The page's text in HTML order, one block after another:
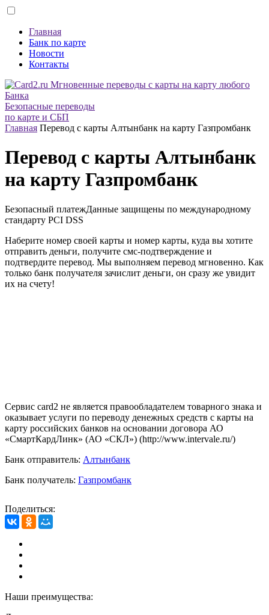
Главная
Банк по карте
Новости
Контакты
Безопасные переводы
по карте и СБП
Главная Перевод с карты Алтынбанк на карту Газпромбанк
Перевод с карты Алтынбанк
на карту Газпромбанк
Безопасный платежДанные защищены по международному
стандарту PCI DSS
Наберите номер своей карты и номер карты, куда вы хотите
отправить деньги, получите смс-подтверждение и
подтвердите перевод. Мы выполняем перевод мгновенно. Как
только банк получателя зачислит деньги, он сразу же увидит
их на счету!
Сервис card2 не является правообладателем товарного знака и
оказывает услуги по переводу денежных средств с карты на
карту российских банков на основании договора АО
«СмартКардЛинк» (АО «СКЛ») (http://www.intervale.ru/)
Банк отправитель: Алтынбанк
Банк получатель: Газпромбанк
Поделиться:
Наши преимущества: